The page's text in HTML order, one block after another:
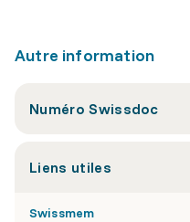
Autre information
Numéro Swissdoc
Liens utiles
Swissmem